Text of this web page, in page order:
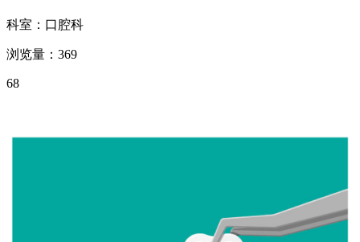
科室：口腔科
浏览量：369
68